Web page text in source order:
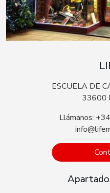
ESCUELA DE
33600
Llámanos: